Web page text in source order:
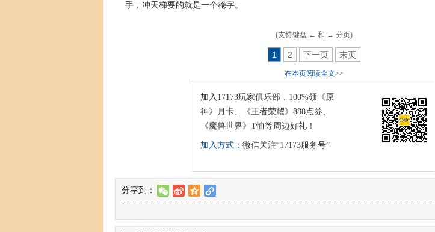
手，冲天梯要的就是一个稳字。
(支持键盘 ← 和 → 分页)
1 2 下一页 末页
在本页阅读全文>>
加入17173玩家俱乐部，100%领《原
神》月卡、《王者荣耀》888点券、
《魔兽世界》T恤等周边好礼！
加入方式： 微信关注“17173服务号”
分享到： w t z l